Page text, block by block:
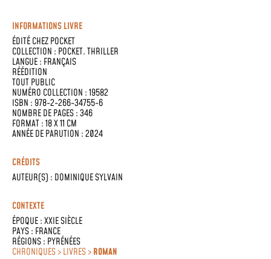
INFORMATIONS LIVRE
ÉDITÉ CHEZPOCKET
COLLECTION : POCKET. THRILLER
LANGUE : FRANÇAIS
RÉÉDITION
TOUT PUBLIC
NUMÉRO COLLECTION : 19582
ISBN : 978-2-266-34755-6
NOMBRE DE PAGES : 346
FORMAT : 18 X 11 CM
ANNÉE DE PARUTION : 2024
CRÉDITS
AUTEUR(S) : DOMINIQUE SYLVAIN
CONTEXTE
ÉPOQUE :XXIE SIÈCLE
PAYS : FRANCE
RÉGIONS : PYRÉNÉES
CHRONIQUES > LIVRES >ROMAN